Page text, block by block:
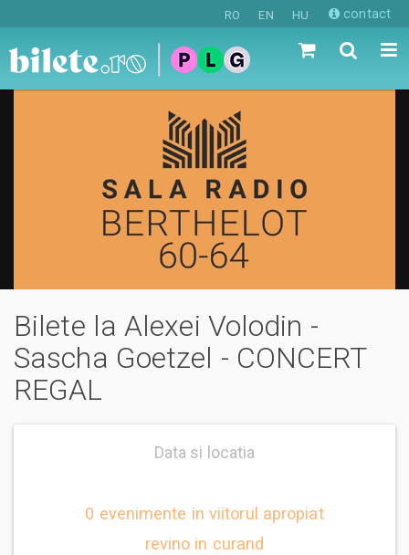
RO EN HU contact
Bilete la Alexei Volodin -
Sascha Goetzel - CONCERT
REGAL
Data si locatia
0 evenimente in viitorul apropiat
revino in curand